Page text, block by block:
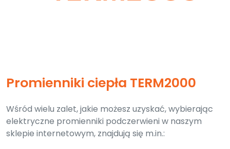
Promienniki ciepła TERM2000
Wśród wielu zalet, jakie możesz uzyskać, wybierając
elektryczne promienniki podczerwieni w naszym
sklepie internetowym, znajdują się m.in.: